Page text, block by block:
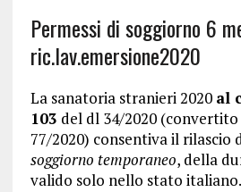
Permessi di soggiorno 6
ric.lav.emersione2020
La sanatoria stranieri 2020 al
103 del dl 34/2020 (convertito
77/2020) consentiva il rilascio
soggiorno temporaneo, della
valido solo nello stato italiano.